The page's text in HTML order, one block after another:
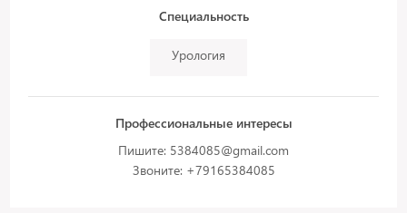
камнях), дистанционная ударно-волновая литотрипсия.
(HoLEP), биполярная трансуретральная энуклеация
Специальность
Урология
Профессиональные интересы
Пишите: 5384085@gmail.com
Звоните: +79165384085